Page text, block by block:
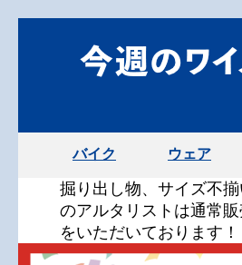
バイク ウェア
掘り出し物、サイズ不
のアルタリストは通常
をいただいております！